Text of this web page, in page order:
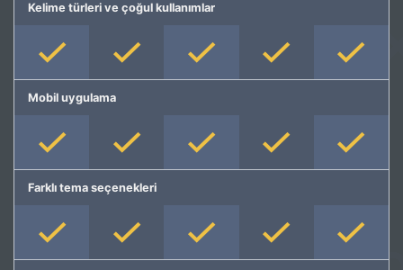
Kelime türleri ve çoğul kullanımlar
Mobil uygulama
Farklı tema seçenekleri